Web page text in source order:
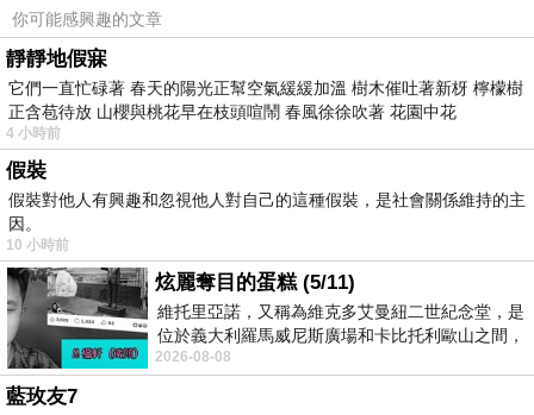
博客來網路書店網站網址
http://www.books.com.tw/exep/assp.php/vip--
af000027898
博客來,博客來網路書店,博客來網路書局,博客來
e-coupon
你可能感興趣的文章
靜靜地假寐
它們一直忙碌著 春天的陽光正幫空氣緩緩加溫 樹木催吐著新枒 檸檬樹
正含苞待放 山櫻與桃花早在枝頭喧鬧 春風徐徐吹著 花園中花
4 小時前
假裝
假裝對他人有興趣和忽視他人對自己的這種假裝，是社會關係維持的主
因。
10 小時前
炫麗奪目的蛋糕 (5/11)
維托里亞諾，又稱為維克多艾曼紐二世紀念堂，是
位於義大利羅馬威尼斯廣場和卡比托利歐山之間，
用以紀念統一義大利統一後的的第一位國
2026-08-08
藍玫友7